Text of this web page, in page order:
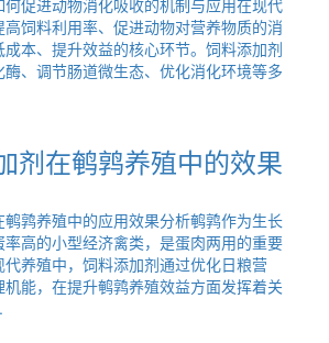
促进动物消化吸收的机制与应用在现代
饲料利用率、促进动物对营养物质的消
本、提升效益的核心环节。饲料添加剂
、调节肠道微生态、优化消化环境等多
剂在鹌鹑养殖中的效果
鹑养殖中的应用效果分析鹌鹑作为生长
率高的小型经济禽类，是蛋肉两用的重要
养殖中，饲料添加剂通过优化日粮营
能，在提升鹌鹑养殖效益方面发挥着关